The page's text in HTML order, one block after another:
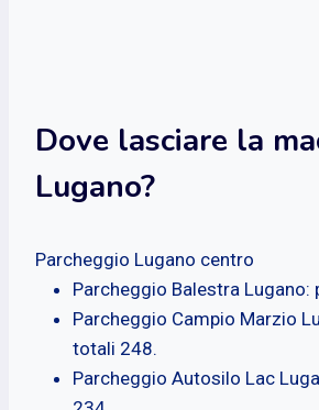
Dove lasciare la
Lugano?
Parcheggio Lugano centro
Parcheggio Balestra
Parcheggio Campio Marzio
totali 248.
Parcheggio Autosilo Lac